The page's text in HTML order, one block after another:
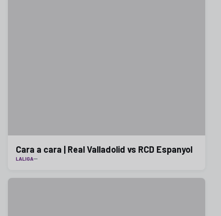
Cara a cara | Real Valladolid vs RCD Espanyol
LALIGA